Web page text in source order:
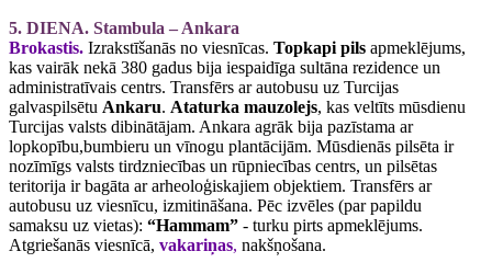
5. DIENA. Stambula – Ankara
Brokastis. Izrakstīšanās no viesnīcas. Topkapi pils apmeklējums,
kas vairāk nekā 380 gadus bija iespaidīga sultāna rezidence un
administratīvais centrs. Transfērs ar autobusu uz Turcijas
galvaspilsētu Ankaru. Ataturka mauzolejs, kas veltīts mūsdienu
Turcijas valsts dibinātājam. Ankara agrāk bija pazīstama ar
lopkopību,bumbieru un vīnogu plantācijām. Mūsdienās pilsēta ir
nozīmīgs valsts tirdzniecības un rūpniecības centrs, un pilsētas
teritorija ir bagāta ar arheoloģiskajiem objektiem. Transfērs ar
autobusu uz viesnīcu, izmitināšana. Pēc izvēles (par papildu
samaksu uz vietas): “Hammam” - turku pirts apmeklējums.
Atgriešanās viesnīcā, vakariņas, nakšņošana.